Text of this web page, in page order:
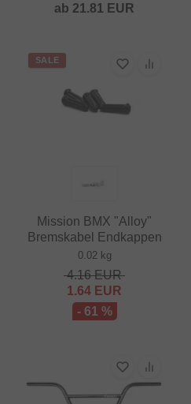
ab 21.81 EUR
SALE
Mission BMX "Alloy"
Bremskabel Endkappen
0.02 kg
4.16EUR
1.64 EUR
- 61 %